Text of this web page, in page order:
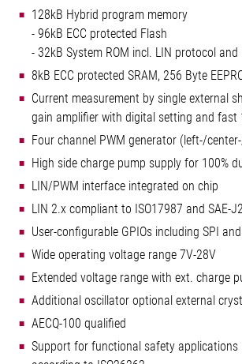
128kB Hybrid program memory
- 96kB ECC protected Flash
- 32kB System ROM incl. LIN protocol
8kB ECC protected SRAM, 256 Byte
Current measurement by single external
gain amplifier with digital setting and fast
Four channel PWM generator (left-/
High side charge pump supply for 100%
LIN/PWM interface integrated on chip
LIN 2.x compliant to ISO17987 and SAE-
User-configurable GPIOs including SPI
Wide operating voltage range 7V-28V
Extended voltage range with ext. charge
Additional oscillator optional external
AECQ-100 qualified
Support for functional safety applications